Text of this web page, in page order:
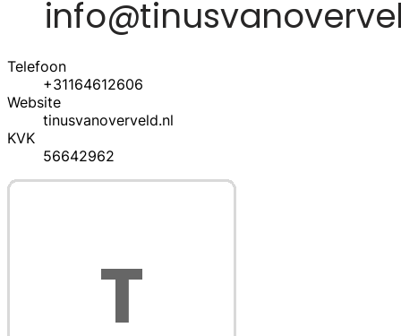
Telefoon
+31164612606
Website
tinusvanoverveld.nl
KVK
56642962